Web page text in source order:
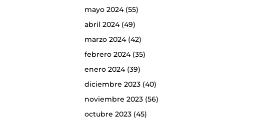
mayo 2024(55)
abril 2024(49)
marzo 2024(42)
febrero 2024(35)
enero 2024(39)
diciembre 2023(40)
noviembre 2023(56)
octubre 2023(45)